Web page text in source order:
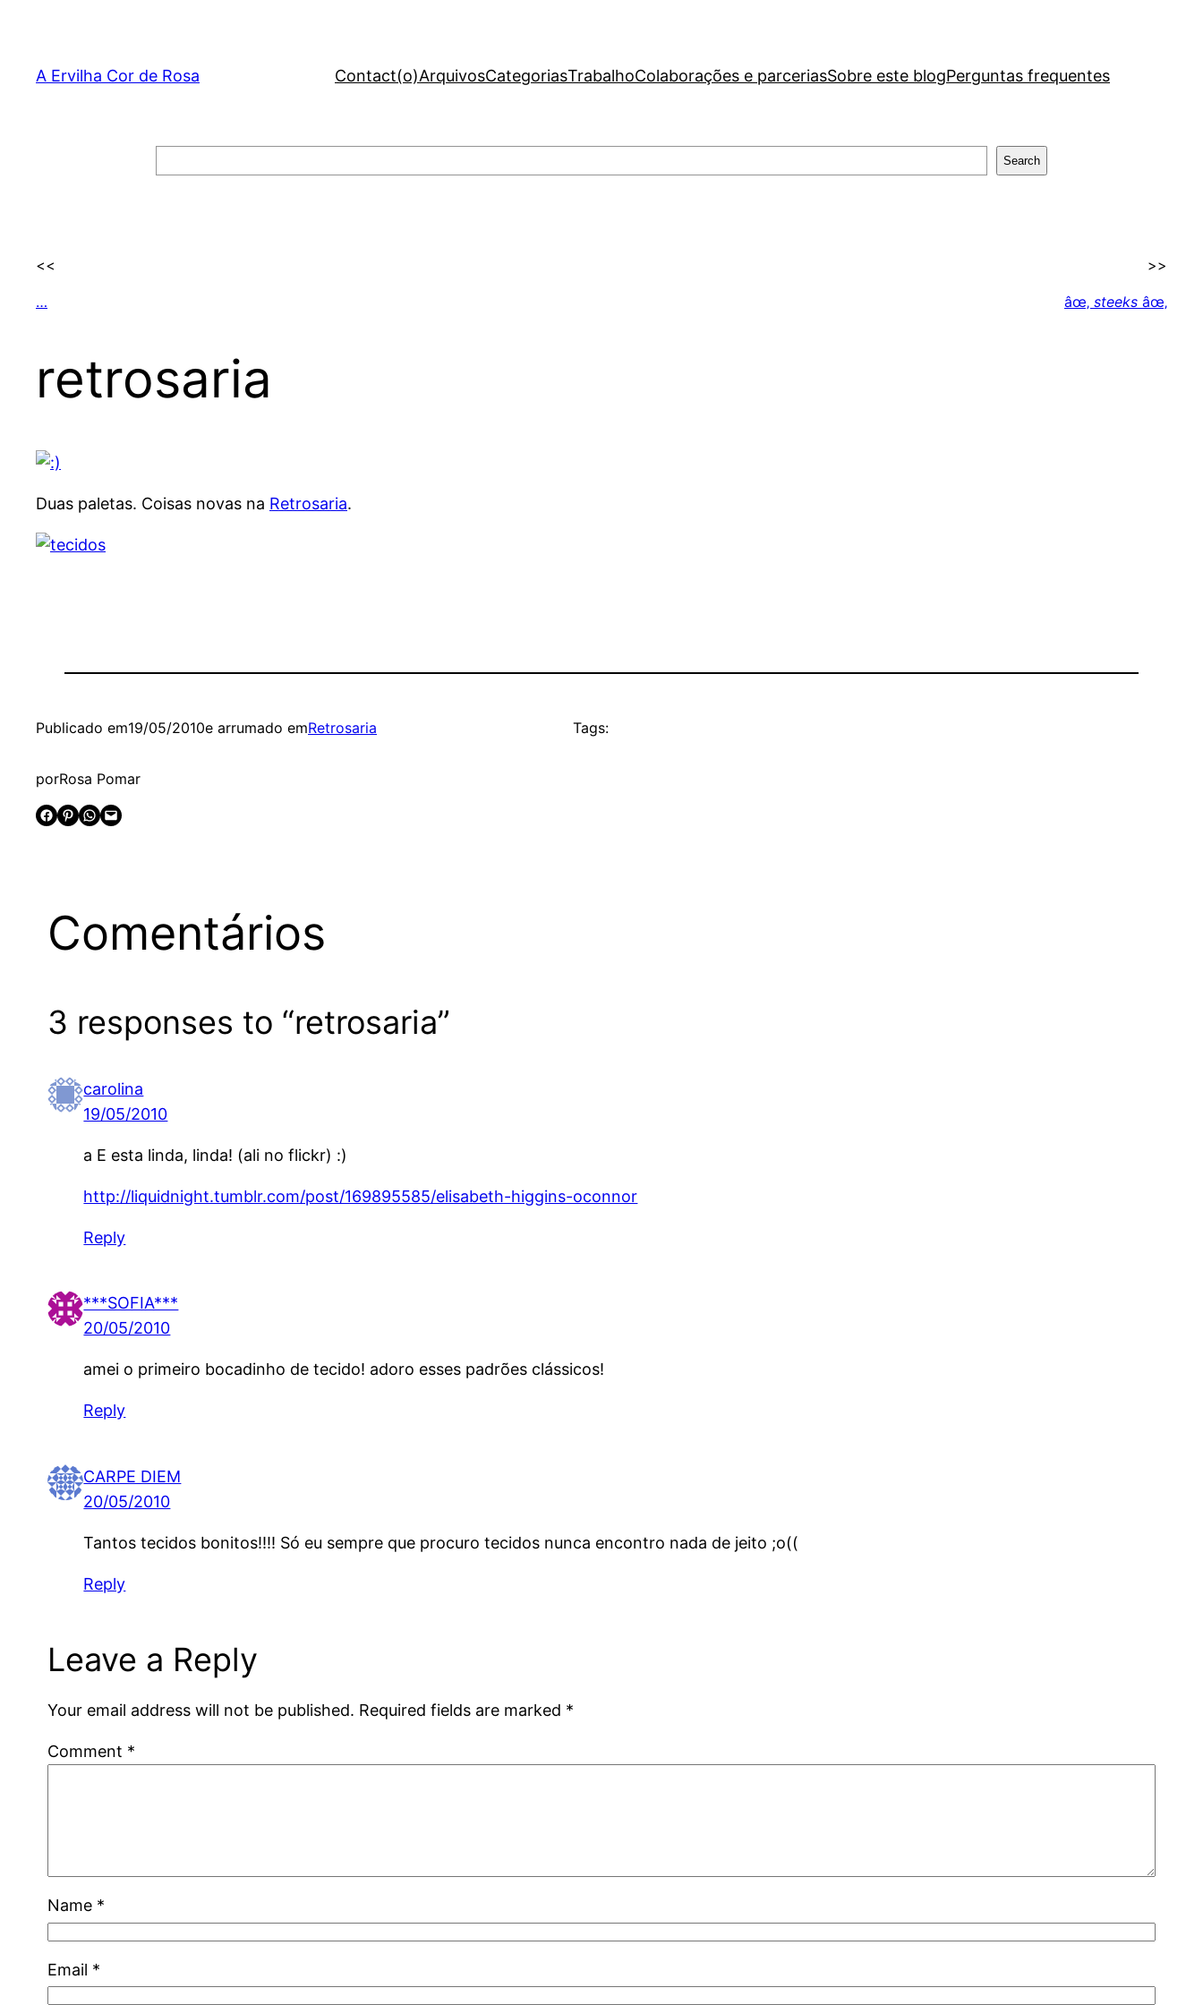
content
A Ervilha Cor de Rosa Contact(o)ArquivosCategoriasTrabalhoColaborações e parceriasSobre este blogPerguntas frequentes
Search
<<
…
>>
âœ‚ steeksâœ‚
retrosaria
Duas paletas. Coisas novas na Retrosaria.
Publicado em19/05/2010e arrumado emRetrosaria
porRosa Pomar
Share on Facebook
Share on Pinterest Share on WhatsApp Email this Page
Tags:
Comentários
3 responses to “retrosaria”
carolina
19/05/2010
a E esta linda, linda! (ali no flickr) :)
http://liquidnight.tumblr.com/post/169895585/elisabeth-higgins-oconnor
Reply
***SOFIA***
20/05/2010
amei o primeiro bocadinho de tecido! adoro esses padrões clássicos!
Reply
CARPE DIEM
20/05/2010
Tantos tecidos bonitos!!!! Só eu sempre que procuro tecidos nunca encontro nada de jeito ;o((
Reply
Leave a Reply
Your email address will not be published. Required fields are marked *
Comment *
Name *
Email *